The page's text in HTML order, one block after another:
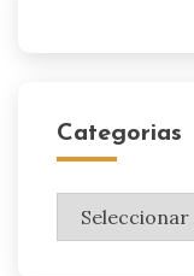
Categorias
Categorias